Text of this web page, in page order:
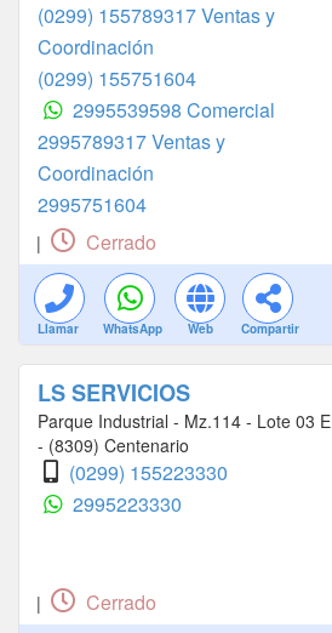
(0299) 155789317 Ventas y
Coordinación
(0299) 155751604
2995539598 Comercial
2995789317 Ventas y
Coordinación
2995751604
| Cerrado
Llamar WhatsApp Web Compartir
LS SERVICIOS
Parque Industrial - Mz.114 - Lote 03 E
- (8309) Centenario
(0299) 155223330
2995223330
| Cerrado